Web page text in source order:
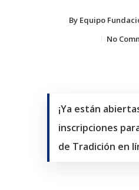
By Equipo
No
¡Ya están
inscripciones
de Tradición en